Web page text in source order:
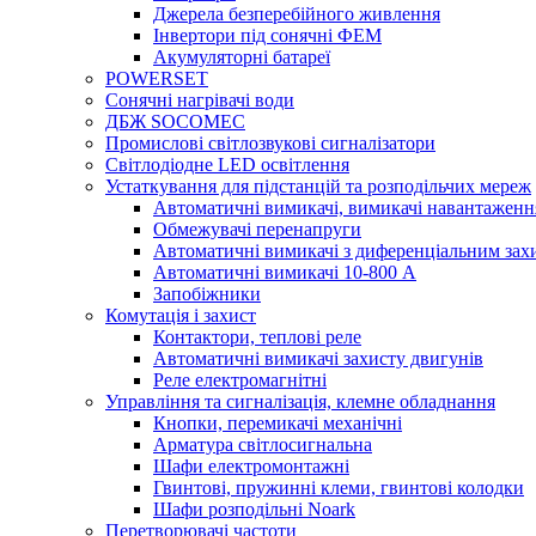
Джерела безперебійного живлення
Інвертори під сонячні ФЕМ
Акумуляторні батареї
POWERSET
Сонячні нагрівачі води
ДБЖ SOCOMEC
Промислові світлозвукові сигналізатори
Світлодіодне LED освітлення
Устаткування для підстанцій та розподільчих мереж
Автоматичні вимикачі, вимикачі
Обмежувачі перенапруги
Автоматичні вимикачі з диференціальним
Автоматичні вимикачі 10-800 А
Запобіжники
Комутація і захист
Контактори, теплові реле
Автоматичні вимикачі захисту двигунів
Реле електромагнітні
Управління та сигналізація, клемне обладнання
Кнопки, перемикачі механічні
Арматура світлосигнальна
Шафи електромонтажні
Гвинтові, пружинні клеми, гвинтові колодки
Шафи розподільні Noark
Перетворювачі частоти